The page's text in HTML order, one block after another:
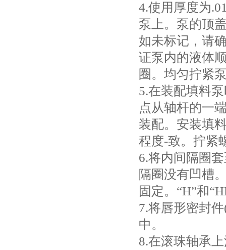
4.使用厚度为
泵上。泵的顶
如未标记，请
证泵内的液体
圈。均匀拧紧
5.在装配填料
点从轴杆的一
装配。安装填
程度-致。拧紧
6.将内间隔圈
隔圈没有凹槽
固定。“H”和
7.将唇形密封
中。
8.在滚珠轴承